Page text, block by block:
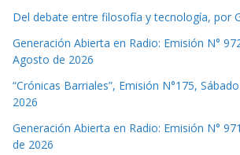
Del debate entre filosofía y tecnología, por
Generación Abierta en Radio: Emisión N°
Agosto de 2026
“Crónicas Barriales”, Emisión N°175,
2026
Generación Abierta en Radio: Emisión N°
de 2026